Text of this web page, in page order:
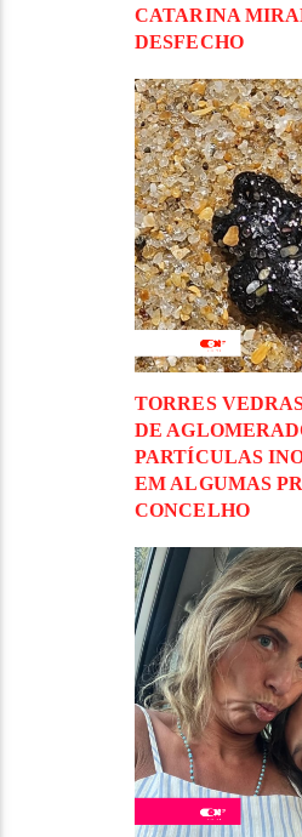
CATARINA
DESFECHO
TORRES
DE
PARTÍCULAS
EM ALGUMAS
CONCELHO